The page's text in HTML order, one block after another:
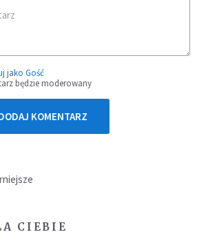
jako Gość
będzie moderowany
KOMENTARZ
CIEBIE